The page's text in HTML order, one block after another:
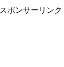
スポンサーリンク